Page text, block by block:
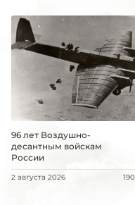
96 лет Воздушно-
десантным войскам
России
2 августа 2026 190